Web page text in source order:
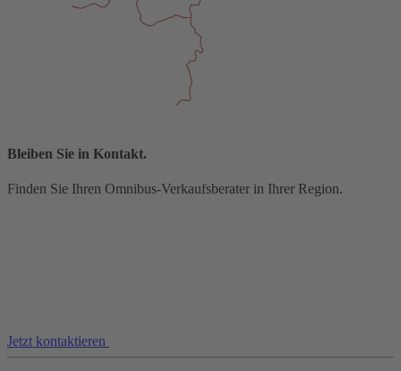
Bleiben Sie in Kontakt.
Finden Sie Ihren Omnibus-Verkaufsberater in Ihrer Region.
Jetzt kontaktieren